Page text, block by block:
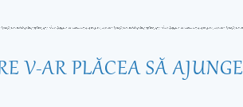
V-AR PLĂCEA SĂ